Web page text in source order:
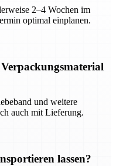
2–4 Wochen im
optimal einplanen.
und weitere
auch mit Lieferung.
lassen?